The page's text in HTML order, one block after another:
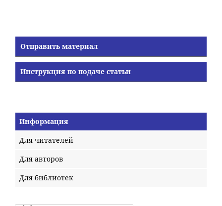
Отправить материал
Инструкция по подаче статьи
Информация
Для читателей
Для авторов
Для библиотек